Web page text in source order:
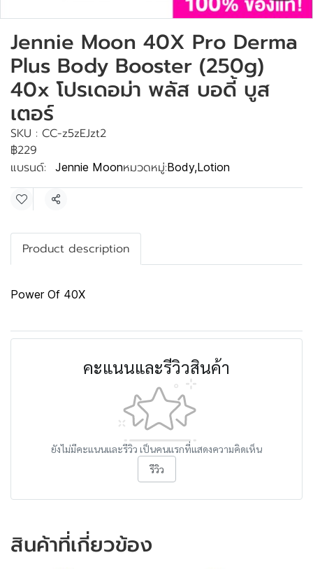
Jennie Moon 40X Pro Derma
Plus Body Booster (250g)
40x โปรเดอม่า พลัส บอดี้ บูส
เตอร์
SKU : CC-z5zEJzt2
฿229
แบรนด์:
Jennie Moonหมวดหมู่:Body,Lotion
แชร์
Product description
Power Of 40X
คะแนนและรีวิวสินค้า
ยังไม่มีคะแนนและรีวิว เป็นคนแรกที่แสดงความคิดเห็น
รีวิว
สินค้าที่เกี่ยวข้อง